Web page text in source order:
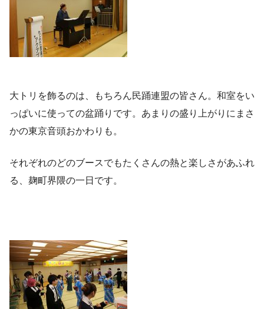
大トリを飾るのは、もちろん民踊連盟の皆さん。和室をい
っぱいに使っての盆踊りです。あまりの盛り上がりにまさ
かの東京音頭おかわりも。
それぞれのどのブースでもたくさんの熱と楽しさがあふれ
る、麹町界隈の一日です。